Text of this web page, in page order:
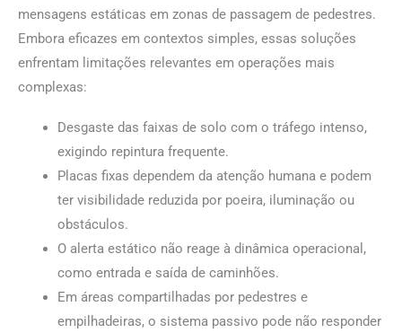
mensagens estáticas em zonas de passagem de pedestres.
Embora eficazes em contextos simples, essas soluções
enfrentam limitações relevantes em operações mais
complexas:
Desgaste das faixas de solo com o tráfego intenso,
exigindo repintura frequente.
Placas fixas dependem da atenção humana e podem
ter visibilidade reduzida por poeira, iluminação ou
obstáculos.
O alerta estático não reage à dinâmica operacional,
como entrada e saída de caminhões.
Em áreas compartilhadas por pedestres e
empilhadeiras, o sistema passivo pode não responder